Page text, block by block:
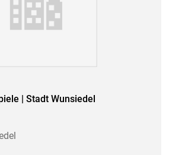
| Stadt Wunsiedel